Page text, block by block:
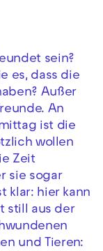
sein?
es, dass die
Außer
An
ist die
wollen
Zeit
sie sogar
klar: hier kann
still aus der
und Tieren: